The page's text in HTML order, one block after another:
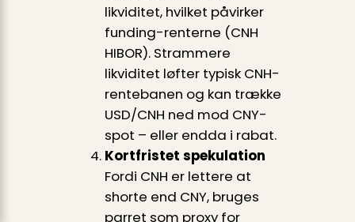
likviditet, hvilket påvirker
funding-renterne (CNH
HIBOR). Strammere
likviditet løfter typisk CNH-
rentebanen og kan trække
USD/CNH ned mod CNY-
spot – eller endda i rabat.
Kortfristet spekulation
Fordi CNH er lettere at
shorte end CNY, bruges
parret som proxy for